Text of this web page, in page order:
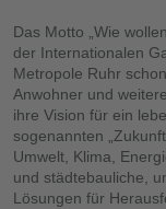
Das Motto „Wie
der Internationalen
Metropole Ruhr
Anwohner und
ihre Vision für ein
sogenannten
Umwelt, Klima,
und städtebauliche,
Lösungen für